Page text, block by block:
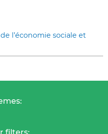
l’économie sociale et